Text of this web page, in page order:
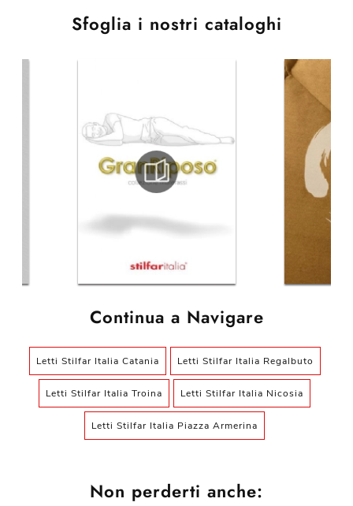
Sfoglia i nostri cataloghi
Continua a Navigare
Letti Stilfar Italia Catania Letti Stilfar Italia Regalbuto
Letti Stilfar Italia Troina Letti Stilfar Italia Nicosia
Letti Stilfar Italia Piazza Armerina
Non perderti anche: